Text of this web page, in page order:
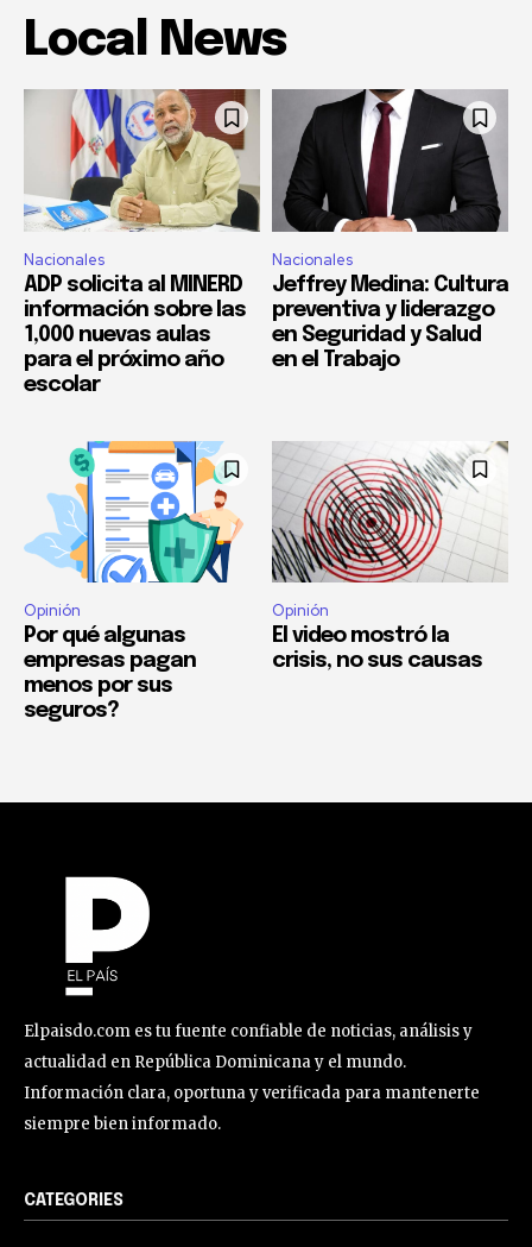
Local News
Nacionales
ADP solicita al MINERD
información sobre las
1,000 nuevas aulas
para el próximo año
escolar
Nacionales
Jeffrey Medina: Cultura
preventiva y liderazgo
en Seguridad y Salud
en el Trabajo
Opinión
Por qué algunas
empresas pagan
menos por sus
seguros?
Opinión
El video mostró la
crisis, no sus causas
Elpaisdo.com es tu fuente confiable de noticias, análisis y
actualidad en República Dominicana y el mundo.
Información clara, oportuna y verificada para mantenerte
siempre bien informado.
CATEGORIES